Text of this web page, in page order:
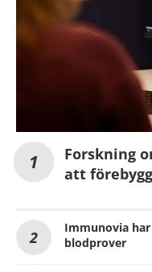
Forskning
att
Immunovia
blodprover